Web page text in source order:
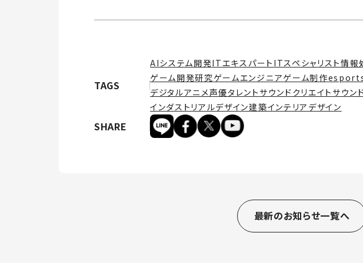
TAGS
AIシステム開発ITエキスパート ITスペシャリスト情報
ゲーム開発研究ゲームエンジニアゲーム制作esports
デジタルアニメ声優タレント サウンドクリエイト サウン
インダストリアルデザイン建築インテリアデザイン
SHARE
最新のお知らせ一覧へ